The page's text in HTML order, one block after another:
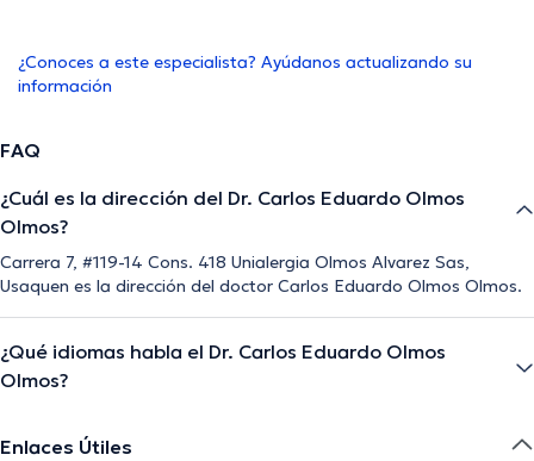
¿Conoces a este especialista? Ayúdanos actualizando su
información
FAQ
¿Cuál es la dirección del Dr. Carlos Eduardo Olmos
Olmos?
Carrera 7, #119-14 Cons. 418 Unialergia Olmos Alvarez Sas,
Usaquen es la dirección del doctor Carlos Eduardo Olmos Olmos.
¿Qué idiomas habla el Dr. Carlos Eduardo Olmos
Olmos?
Enlaces Útiles